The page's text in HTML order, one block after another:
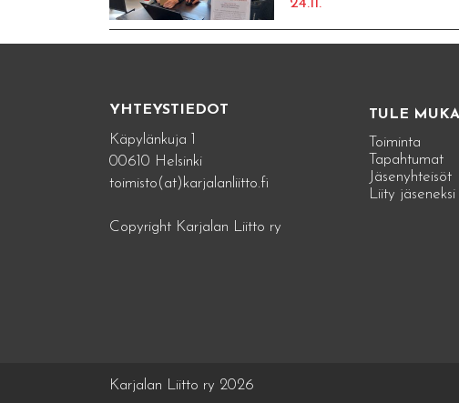
24.11.
YHTEYSTIEDOT
Käpylänkuja 1
00610 Helsinki
toimisto(at)karjalanliitto.fi
Copyright Karjalan Liitto ry
TULE
Toiminta
Tapahtumat
Jäsenyhteisöt
Liity jäseneksi
Karjalan Liitto ry 2026